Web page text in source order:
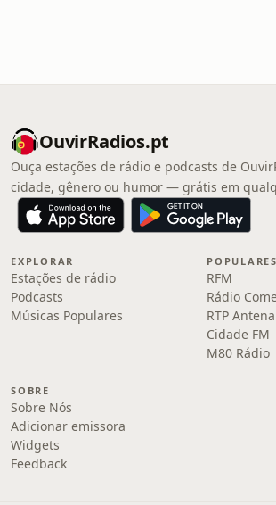
OuvirRadios.pt
Ouça estações de rádio e podcasts de
cidade, gênero ou humor — grátis em
EXPLORAR
Estações de rádio
Podcasts
Músicas Populares
POPULARES
RFM
Rádio
RTP Antena
Cidade FM
M80 Rádio
SOBRE
Sobre Nós
Adicionar emissora
Widgets
Feedback